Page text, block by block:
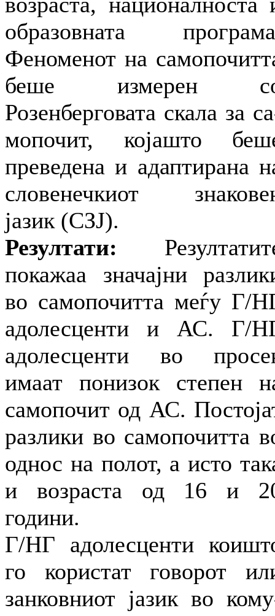
образовната
Феноменот на
беше измерен
Розенберговата скала за
мопочит, којашто
преведена и адаптирана
словенечкиот
јазик (СЗЈ).
Резултати:
покажаа значајни
во самопочитта меѓу Г/
адолесценти и АС. Г/
адолесценти во
имаат понизок степен
самопочит од АС.
разлики во самопочитта
однос на полот, а исто
и возраста од 16 и
години.
Г/НГ адолесценти
го користат говорот
занковниот јазик во